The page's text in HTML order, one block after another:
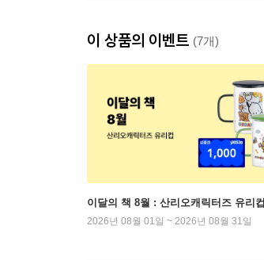
이 상품의 이벤트 (7개)
이달의 책 8월 : 산리오캐릭터즈 유리컵
2026년 08월 01일 ~ 2026년 08월 31일